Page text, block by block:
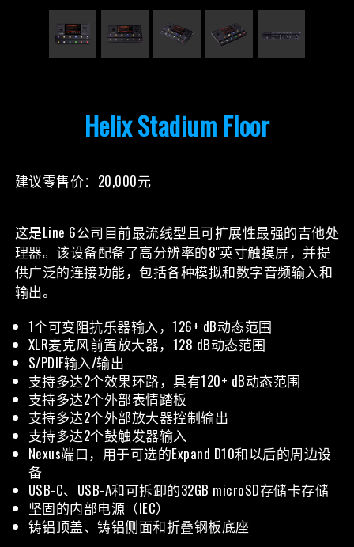
Helix Stadium Floor
建议零售价：20,000元
这是Line 6公司目前最流线型且可扩展性最强的吉他处
理器。该设备配备了高分辨率的8''英寸触摸屏，并提
供广泛的连接功能，包括各种模拟和数字音频输入和
输出。
1个可变阻抗乐器输入，126+ dB动态范围
XLR麦克风前置放大器，128 dB动态范围
S/PDIF输入/输出
支持多达2个效果环路，具有120+ dB动态范围
支持多达2个外部表情踏板
支持多达2个外部放大器控制输出
支持多达2个鼓触发器输入
Nexus端口，用于可选的Expand D10和以后的周边设
备
USB-C、USB-A和可拆卸的32GB microSD存储卡存储
坚固的内部电源（IEC）
铸铝顶盖、铸铝侧面和折叠钢板底座